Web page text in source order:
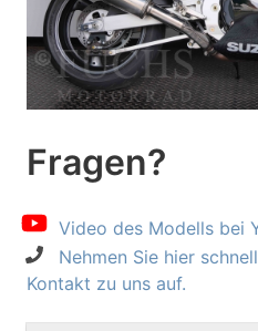
Fragen?
Video des Modells bei
Nehmen Sie hier
Kontakt zu uns auf.